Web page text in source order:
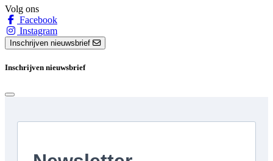
Volg ons
Facebook
Instagram
Inschrijven nieuwsbrief
Inschrijven nieuwsbrief